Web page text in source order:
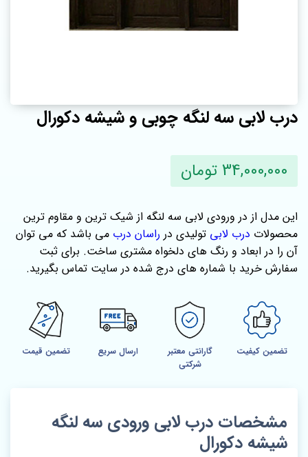
درب لابی سه لنگه چوبی و شیشه دکورال
34,000,000 تومان
این مدل از در ورودی لابی سه لنگه از شیک ترین و مقاوم ترین
محصولات درب لابی تولیدی در راسان درب می باشد که می توان
آن را در ابعاد و رنگ های دلخواه مشتری ساخت. برای ثبت
سفارش خرید با شماره های درج شده در سایت تماس بگیرید.
تضمین کیفیت
گارانتی معتبر
شرکتی
ارسال سریع تضمین قیمت
مشخصات درب لابی ورودی سه لنگه
شیشه دکورال